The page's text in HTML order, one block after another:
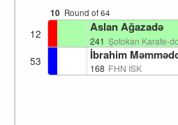
10 Round of 64
12 Aslan Ağazadə
241 Şotokan Karate-
53 İbrahim
168 FHN ISK